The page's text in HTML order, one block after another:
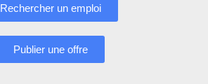
Rechercher un emploi
Publier une offre